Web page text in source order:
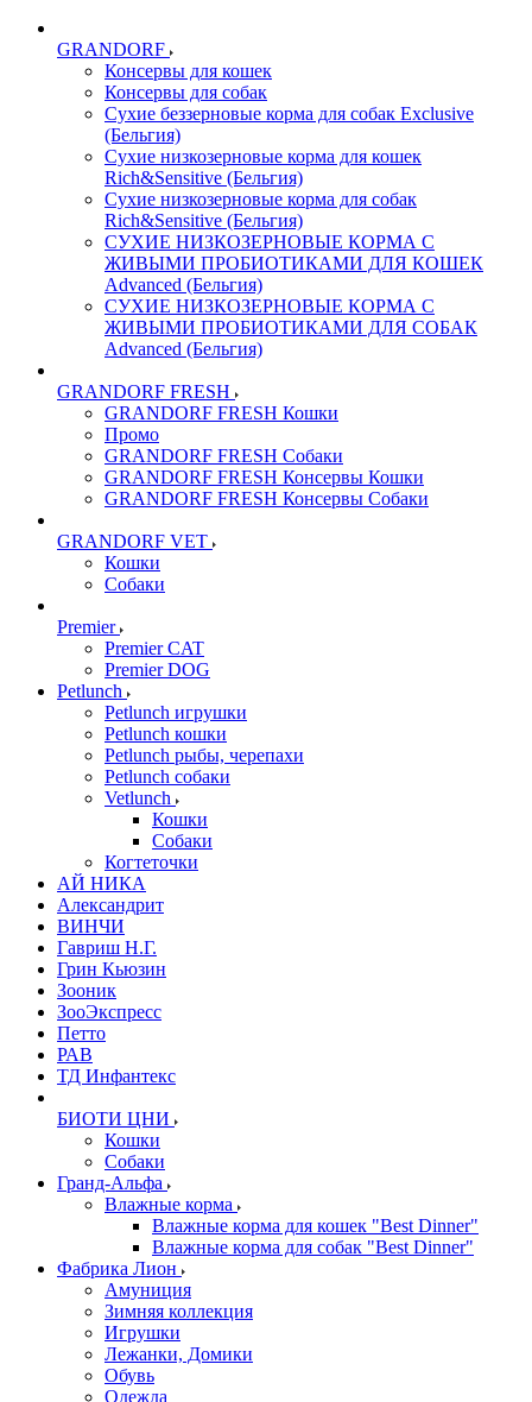
GRANDORF
Консервы для кошек
Консервы для собак
Сухие беззерновые корма для собак Exclusive
(Бельгия)
Сухие низкозерновые корма для кошек
Rich&Sensitive (Бельгия)
Сухие низкозерновые корма для собак
Rich&Sensitive (Бельгия)
СУХИЕ НИЗКОЗЕРНОВЫЕ КОРМА С
ЖИВЫМИ ПРОБИОТИКАМИ ДЛЯ КОШЕК
Advanced (Бельгия)
СУХИЕ НИЗКОЗЕРНОВЫЕ КОРМА С
ЖИВЫМИ ПРОБИОТИКАМИ ДЛЯ СОБАК
Advanced (Бельгия)
GRANDORF FRESH
GRANDORF FRESH Кошки
Промо
GRANDORF FRESH Собаки
GRANDORF FRESH Консервы Кошки
GRANDORF FRESH Консервы Собаки
GRANDORF VET
Кошки
Собаки
Premier
Premier CAT
Premier DOG
Petlunch
Petlunch игрушки
Petlunch кошки
Petlunch рыбы, черепахи
Petlunch собаки
Vetlunch
Кошки
Собаки
Когтеточки
АЙ НИКА
Александрит
ВИНЧИ
Гавриш Н.Г.
Грин Кьюзин
Зооник
ЗооЭкспресс
Петто
РАВ
ТД Инфантекс
БИОТИ ЦНИ
Кошки
Собаки
Гранд-Альфа
Влажные корма
Влажные корма для кошек "Best Dinner"
Влажные корма для собак "Best Dinner"
Фабрика Лион
Амуниция
Зимняя коллекция
Игрушки
Лежанки, Домики
Обувь
Одежда